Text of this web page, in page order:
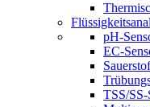
pH-
EC-
TSS/SS-